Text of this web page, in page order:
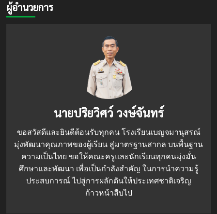
ผู้อำนวยการ
นายปริยวิศว์ วงษ์จันทร์
ขอสวัสดีและยินดีต้อนรับทุกคน โรงเรียนเบญจมานุสรณ์
มุ่งพัฒนาคุณภาพของผู้เรียน สู่มาตรฐานสากล บนพื้นฐาน
ความเป็นไทย ขอให้คณะครูและนักเรียนทุกคนมุ่งมั่น
ศึกษาและพัฒนา เพื่อเป็นกำลังสำคัญ ในการนำความรู้
ประสบการณ์ ไปสู่การผลักดันให้ประเทศชาติเจริญ
ก้าวหน้าสืบไป